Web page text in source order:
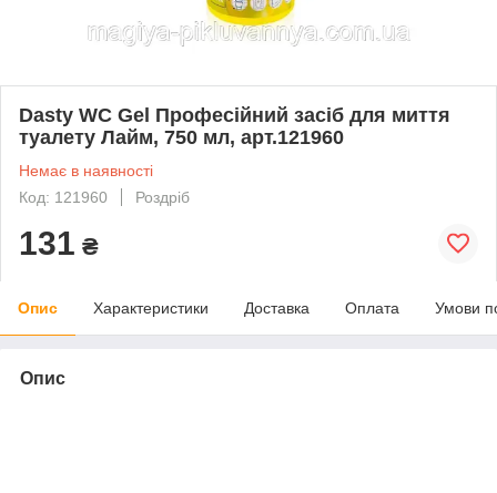
Dasty WC Gel Професійний засіб для миття
туалету Лайм, 750 мл, арт.121960
Немає в наявності
Код: 121960
Роздріб
131 ₴
Опис Характеристики Доставка Оплата Умови
Опис